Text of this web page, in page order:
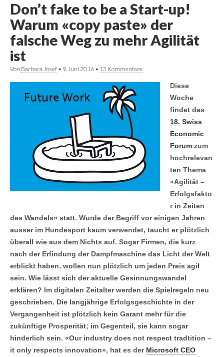
Don’t fake to be a Start-up!
Warum «copy paste» der
falsche Weg zu mehr Agilität
ist
Von Barbara Josef • 9. Juni 2016 • 13 Kommentare
Diese
Woche
findet das
18. Swiss
Economic
Forum zum
hochrelevan
ten Thema
«Agilität –
Erfolgsfakto
r in Zeiten
des Wandels» statt. Wurde der Begriff vor einigen Jahren
ausser im Hundesport kaum verwendet, taucht er plötzlich
überall wie aus dem Nichts auf. Sogar Firmen, die kurz
nach der Erfindung der Dampfmaschine das Licht der Welt
erblickt haben, wollen nun plötzlich um jeden Preis agil
sein. Wie lässt sich der aktuelle Gesinnungswandel
erklären? Im digitalen Zeitalter werden die Spielregeln neu
geschrieben. Die langjährige Erfolgsgeschichte in der
Vergangenheit ist plötzlich kein Garant mehr für die
zukünftige Prosperität; im Gegenteil, sie kann sogar
hinderlich sein. «Our industry does not respect tradtition –
it only respects innovation», hat es der Microsoft CEO